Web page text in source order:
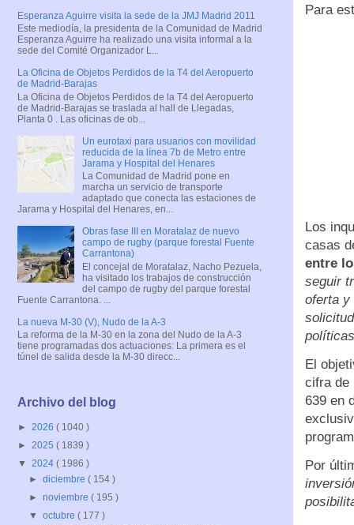
Para
Los
casas
entre
seguir
oferta y
El
cifra de
639 en
Por
Esperanza Aguirre visita la sede de la JMJ Madrid 2011
Este mediodía, la presidenta de la Comunidad de Madrid
Esperanza Aguirre ha realizado una visita informal a la
sede del Comité Organizador L...
La Oficina de Objetos Perdidos de la T4 del Aeropuerto
de Madrid-Barajas
La Oficina de Objetos Perdidos de la T4 del Aeropuerto
de Madrid-Barajas se traslada al hall de Llegadas,
Planta 0 . Las oficinas de ob...
Un eurotaxi para usuarios con movilidad
reducida de la línea 7b de Metro entre
Jarama y Hospital del Henares
La Comunidad de Madrid pone en
marcha un servicio de transporte
adaptado que conecta las estaciones de
Jarama y Hospital del Henares, en...
Obras fase III en Moratalaz de nuevo
campo de rugby (parque forestal Fuente
Carrantona)
El concejal de Moratalaz, Nacho Pezuela,
ha visitado los trabajos de construcción
del campo de rugby del parque forestal
Fuente Carrantona. ...
La nueva M-30 (V), Nudo de la A-3
La reforma de la M-30 en la zona del Nudo de la A-3
tiene programadas dos actuaciones: La primera es el
túnel de salida desde la M-30 direcc...
Archivo del blog
► 2026 ( 1040 )
► 2025 ( 1839 )
▼ 2024 ( 1986 )
►diciembre( 154 )
►noviembre( 195 )
▼octubre( 177 )